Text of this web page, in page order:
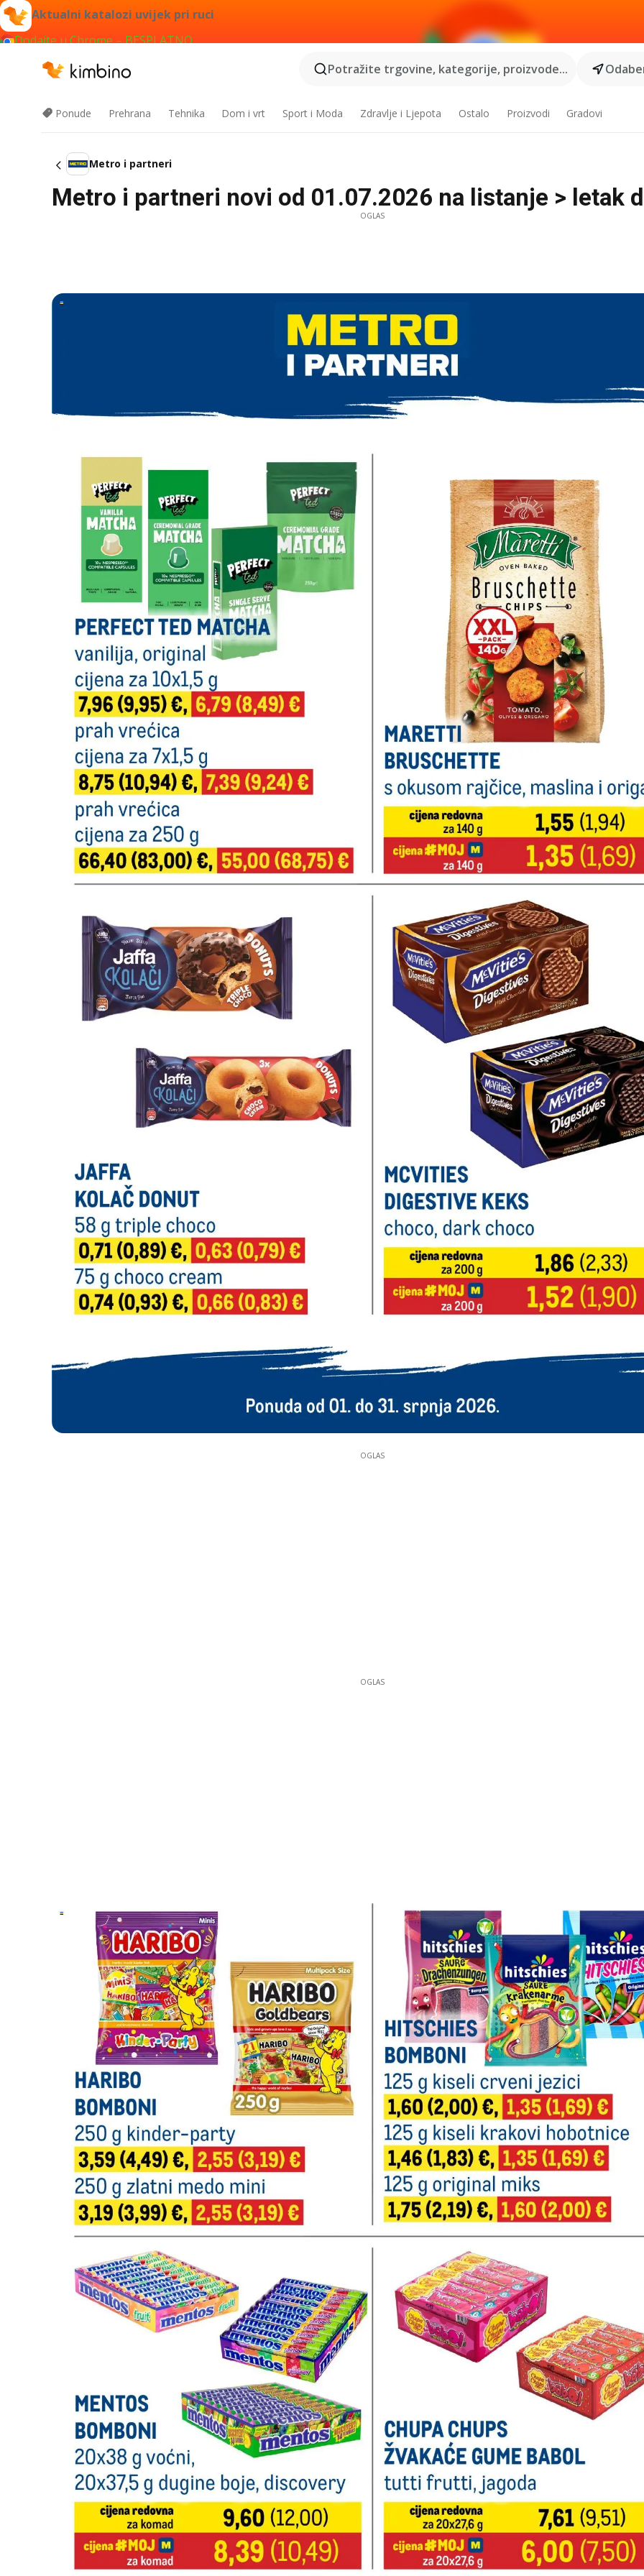
Aktualni katalozi uvijek pri ruci
Dodajte u Chrome – BESPLATNO
Potražite trgovine, kategorije, proizvode...
Ponude Prehrana Tehnika Dom i vrt Sport i Moda Zdravlje i Ljepota Ostalo Proizvodi Gradovi
Metro i partneri
Metro i partneri novi od 01.07.2026 na listanje > letak
OGLAS
OGLAS
OGLAS